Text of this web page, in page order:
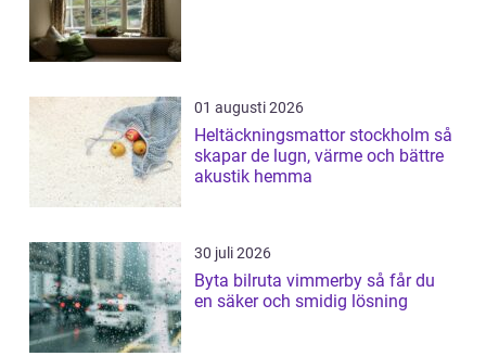
01 augusti 2026
Heltäckningsmattor stockholm så
skapar de lugn, värme och bättre
akustik hemma
30 juli 2026
Byta bilruta vimmerby så får du
en säker och smidig lösning